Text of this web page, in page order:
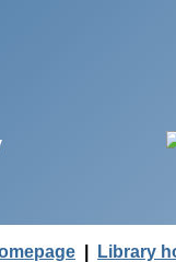
Library